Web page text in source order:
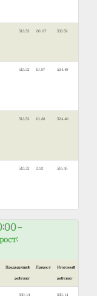
513.52 20.07 533.59
513.52 10.97 524.49
513.52 10.88 524.40
513.52 2.93 516.45
–
Предыдущий
рейтинг
Прирост Итоговый
рейтинг
530.14 530.14